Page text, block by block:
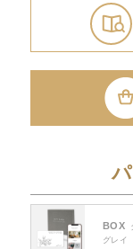
BOX
グレイ